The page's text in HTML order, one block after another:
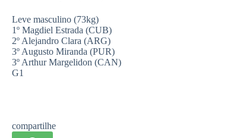
Leve masculino (73kg)
1º Magdiel Estrada (CUB)
2º Alejandro Clara (ARG)
3º Augusto Miranda (PUR)
3º Arthur Margelidon (CAN)
G1
compartilhe